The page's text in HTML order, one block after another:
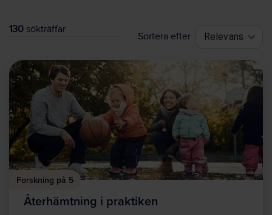
130 sökträffar
Sortera efter Relevans
Forskning på 5
Återhämtning i praktiken